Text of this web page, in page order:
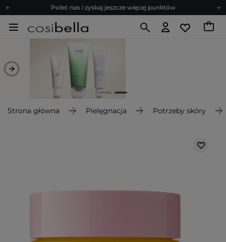
Poleć nas i zyskaj jeszcze więcej punktów
Zapisz się na newsletter pełen porad
Z nami to możliwe! Realizacja zamówienia do 24h.
Poleć nas i zyskaj jeszcze więcej punktów
Zapisz się na newsletter pełen porad
Strona główna Pielęgnacja Potrzeby skóry